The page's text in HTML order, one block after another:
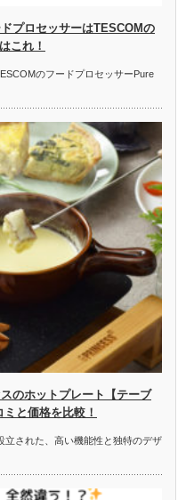
プロセッサーはTESCOMの
これ！
のフードプロセッサーPure
のホットプレート【テーブ
と価格を比較！
立された、高い機能性と独特のデザ